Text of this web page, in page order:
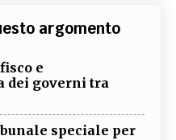
argomento
e
dei governi tra
speciale per